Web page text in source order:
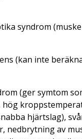
syndrom
(kan inte
(ger symtom
hjärtslag),
nedbrytning av